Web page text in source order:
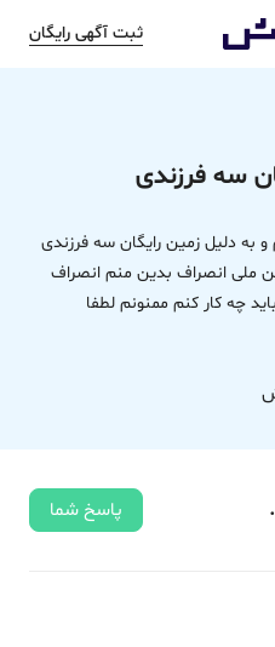
ثبت آگهی رایگان
سه فرزندی
دلیل زمین رایگان سه فرزندی
ملی انصراف بدین منم انصراف
چه کار کنم ممنونم لطفا
پاسخ شما